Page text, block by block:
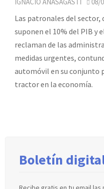
IGNACIO ANASAGASTI 08/
Las patronales del sector,
suponen el 10% del PIB y
reclaman de las
medidas urgentes,
automóvil en su conjunto
tractor en la economía.
Boletín